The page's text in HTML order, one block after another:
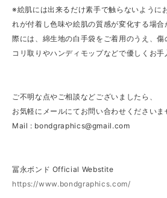
※絵肌には出来るだけ素手で触らないように
れが付着し色味や絵肌の質感が変化する場
際には、綿生地の白手袋をご着用のうえ、
コリ取りやハンディモップなどで優しくお手
ご不明な点やご相談などございましたら、
お気軽にメールにてお問い合わせくださいま
Mail : bondgraphics@gmail.com
冨永ボンド Official Webstite
https://www.bondgraphics.com/